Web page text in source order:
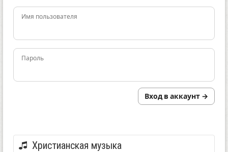
Имя пользователя
Пароль
Вход в аккаунт →
Христианская музыка